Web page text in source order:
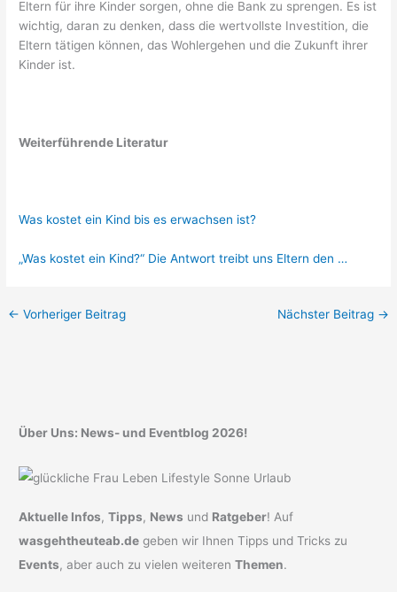
Eltern für ihre Kinder sorgen, ohne die Bank zu sprengen. Es ist
wichtig, daran zu denken, dass die wertvollste Investition, die
Eltern tätigen können, das Wohlergehen und die Zukunft ihrer
Kinder ist.
Weiterführende Literatur
Was kostet ein Kind bis es erwachsen ist?
„Was kostet ein Kind?“ Die Antwort treibt uns Eltern den …
← Vorheriger Beitrag Nächster Beitrag →
Über Uns: News- und Eventblog 2026!
Aktuelle Infos,Tipps, News und Ratgeber! Auf
wasgehtheuteab.de geben wir Ihnen Tipps und Tricks zu
Events, aber auch zu vielen weiterenThemen.